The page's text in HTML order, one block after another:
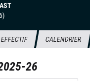
AST
)
EFFECTIF CALENDRIER
26